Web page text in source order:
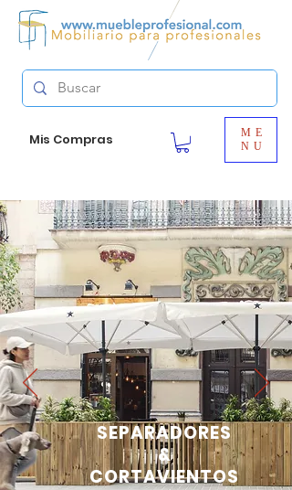
Mis Compras
ME
NU
SEPARADORES
&
CORTAVIENTOS